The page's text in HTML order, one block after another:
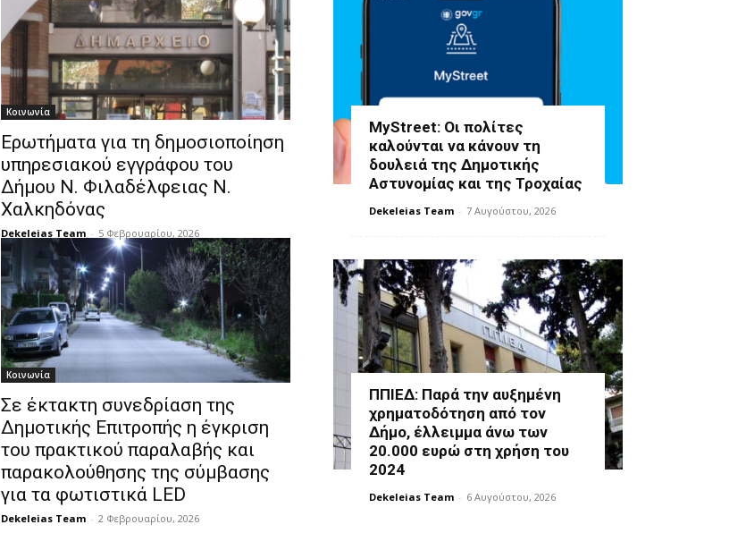
Κοινωνία
Ερωτήματα για τη δημοσιοποίηση
υπηρεσιακού εγγράφου του
Δήμου Ν. Φιλαδέλφειας Ν.
Χαλκηδόνας
Dekeleias Team - 5 Φεβρουαρίου, 2026
Κοινωνία
Σε έκτακτη συνεδρίαση της
Δημοτικής Επιτροπής η έγκριση
του πρακτικού παραλαβής και
παρακολούθησης της σύμβασης
για τα φωτιστικά LED
Dekeleias Team - 2 Φεβρουαρίου, 2026
MyStreet: Οι πολίτες
καλούνται να κάνουν τη
δουλειά της Δημοτικής
Αστυνομίας και της Τροχαίας
Dekeleias Team - 7 Αυγούστου, 2026
ΠΠΙΕΔ: Παρά την αυξημένη
χρηματοδότηση από τον
Δήμο, έλλειμμα άνω των
20.000 ευρώ στη χρήση του
2024
Dekeleias Team - 6 Αυγούστου, 2026